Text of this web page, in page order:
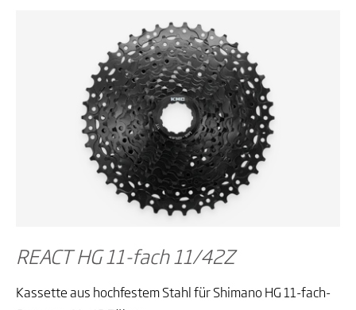
REACT HG 11-fach 11/42Z
Kassette aus hochfestem Stahl für Shimano HG 11-fach-